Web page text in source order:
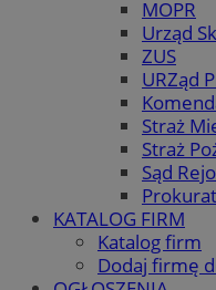
MOPR
Urząd
ZUS
URZąd
Straż
Straż
Sąd
KATALOG FIRM
Katalog firm
Dodaj firmę